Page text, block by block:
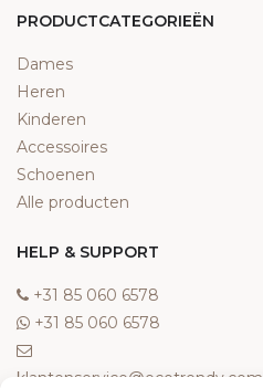
PRODUCTCATEGORIEËN
Dames
Heren
Kinderen
Accessoires
Schoenen
Alle producten
HELP & SUPPORT
‎+31 85 060 6578
‎+31 85 060 6578
klantenservice@ecotrendy.com